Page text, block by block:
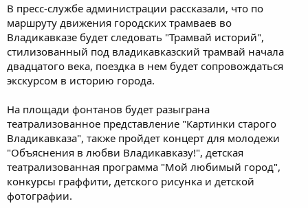
В пресс-службе администрации рассказали, что по
маршруту движения городских трамваев во
Владикавказе будет следовать "Трамвай историй",
стилизованный под владикавказский трамвай начала
двадцатого века, поездка в нем будет сопровождаться
экскурсом в историю города.
На площади фонтанов будет разыграна
театрализованное представление "Картинки старого
Владикавказа", также пройдет концерт для молодежи
"Объяснения в любви Владикавказу!", детская
театрализованная программа "Мой любимый город",
конкурсы граффити, детского рисунка и детской
фотографии.